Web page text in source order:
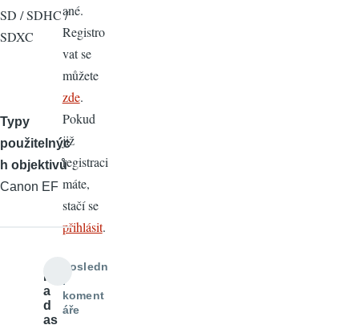
SD / SDHC /
SDXC
Typy
použitelnýc
h objektivů
Canon EF
R
a
d
as
ané.
Registro
vat se
můžete
zde.
Pokud
již
registraci
máte,
stačí se
přihlásit.
Posledn
í
koment
áře